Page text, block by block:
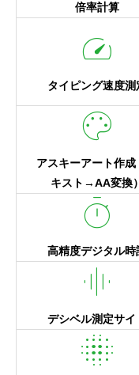
倍率計算
speed
タイピング速度測
palette
アスキーアート作成
キスト→AA変換）
timer
高精度デジタル時
graphic_eq
デシベル測定サイ
blur_on